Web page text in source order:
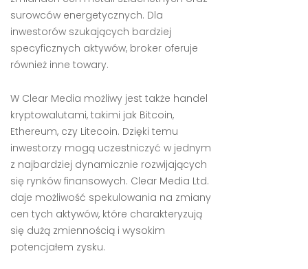
surowców energetycznych. Dla
inwestorów szukających bardziej
specyficznych aktywów, broker oferuje
również inne towary.
W Clear Media możliwy jest także handel
kryptowalutami, takimi jak Bitcoin,
Ethereum, czy Litecoin. Dzięki temu
inwestorzy mogą uczestniczyć w jednym
z najbardziej dynamicznie rozwijających
się rynków finansowych. Clear Media Ltd.
daje możliwość spekulowania na zmiany
cen tych aktywów, które charakteryzują
się dużą zmiennością i wysokim
potencjałem zysku.